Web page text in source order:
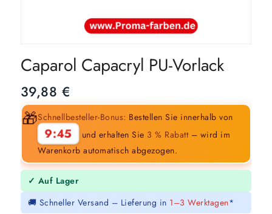
Caparol Capacryl PU-Vorlack
39,88 €
🎁Schnellbesteller-Bonus: Bestellen Sie innerhalb von
9:44 und erhalten Sie 3 % Rabatt– wird im
Warenkorb automatisch abgezogen.
✓ Auf Lager
🚚 Schneller Versand – Lieferung in 1–3 Werktagen*